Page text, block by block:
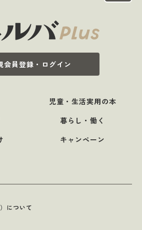
会員登録・ログイン
児童・生活実用の本
暮らし・働く
キャンペーン
について